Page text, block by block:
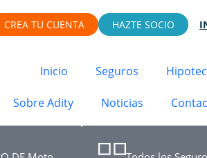
CREA TU CUENTA HAZTE SOCIO
Inicio Seguros
Sobre Adity Noticias